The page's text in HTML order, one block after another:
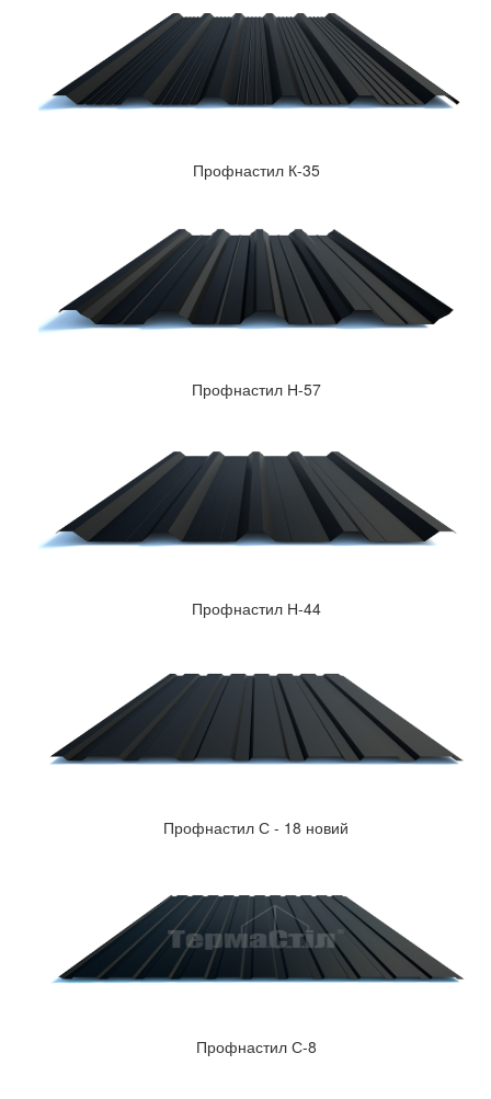
Профнастил К-35
Профнастил Н-57
Профнастил Н-44
Профнастил С - 18 новий
Профнастил С-8